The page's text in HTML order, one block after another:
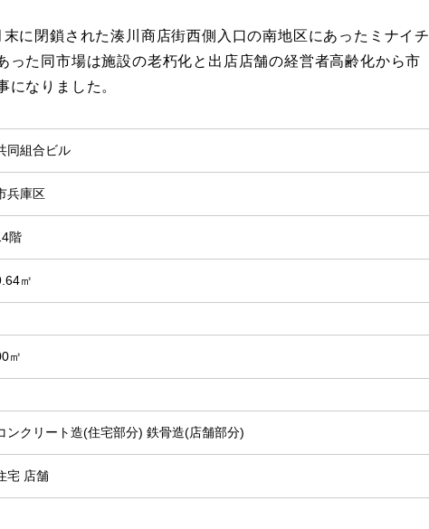
に閉鎖された湊川商店街西側入口の南地区にあったミナイチ
った同市場は施設の老朽化と出店店舗の経営者高齢化から市
になりました。
同組合ビル
兵庫区
階
㎡
㎡
ンクリート造(住宅部分) 鉄骨造(店舗部分)
宅 店舗